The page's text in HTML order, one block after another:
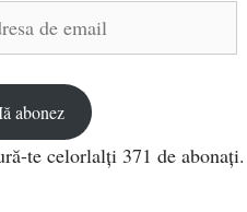
abonez
te celorlalți 371 de abonați.